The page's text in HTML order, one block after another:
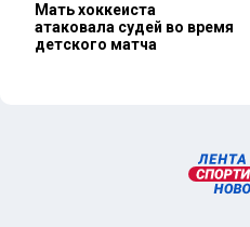
Мать хоккеиста
атаковала судей во время
детского матча